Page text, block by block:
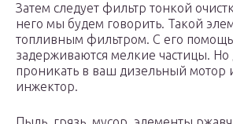
Затем следует фильтр тонкой
него мы будем говорить. Такой
топливным фильтром. С его
задерживаются мелкие частицы. Но
проникать в ваш дизельный мотор
инжектор.